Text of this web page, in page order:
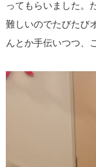
ってもらいました。
難しいのでたびたび
んとか手伝いつつ、